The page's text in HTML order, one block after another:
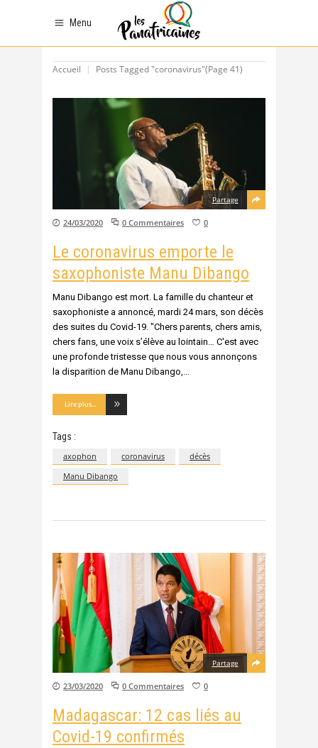
Menu
Accueil Posts Tagged "coronavirus"(Page 41)
Partage
24/03/2020 0 Commentaires 0
Le coronavirus emporte le
saxophoniste Manu Dibango
Manu Dibango est mort. La famille du chanteur et
saxophoniste a annoncé, mardi 24 mars, son décès
des suites du Covid-19. "Chers parents, chers amis,
chers fans, une voix s’élève au lointain… C'est avec
une profonde tristesse que nous vous annonçons
la disparition de Manu Dibango,
Lire plus...
Tags :
axophon coronavirus
décès
Manu Dibango
Partage
23/03/2020 0 Commentaires 0
Madagascar: 12 cas liés au
Covid-19 confirmés